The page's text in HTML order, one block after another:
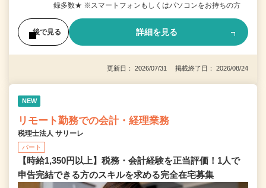
録多数★ ※スマートフォンもしくはパソコンをお持ちの方
後で見る 詳細を見る
更新日： 2026/07/31 掲載終了日： 2026/08/24
NEW
リモート勤務での会計・経理業務
税理士法人 サリーレ
パート
【時給1,350円以上】税務・会計経験を正当評価！1⼈で
申告完結できる⽅のスキルを求める完全在宅募集